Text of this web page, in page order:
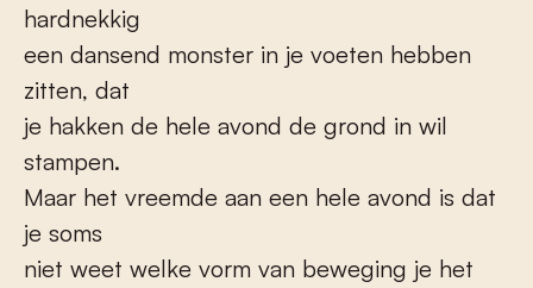
hardnekkig
een dansend monster in je voeten hebben
zitten, dat
je hakken de hele avond de grond in wil
stampen.
Maar het vreemde aan een hele avond is dat
je soms
niet weet welke vorm van beweging je het